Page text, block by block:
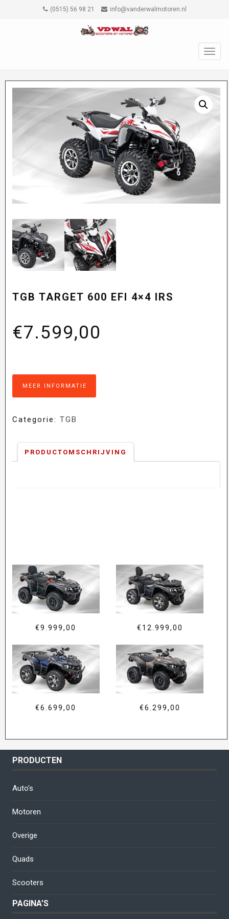
(0515) 56 98 21 info@vanderwalmotoren.nl
TGB TARGET 600 EFI 4×4 IRS
€7.599,00
MEER INFORMATIE
Categorie: TGB
PRODUCTOMSCHRIJVING
€9.999,00 € 12.999,00
€6.699,00 €6.299,00
PRODUCTEN
Auto's
Motoren
Overige
Quads
Scooters
PAGINA’S